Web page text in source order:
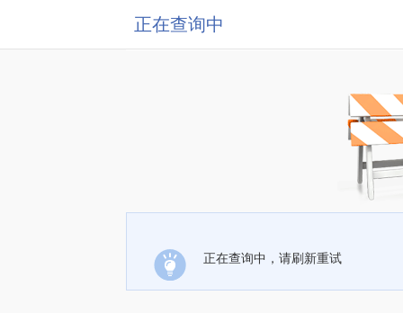
正在查询中
正在查询中，请刷新重试